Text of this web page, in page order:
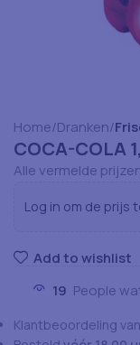
Home Dranken
COCA-COLA
Alle vermelde
Log in om de prijs
Add to wishlist
19 People
Klantbeoordeling van